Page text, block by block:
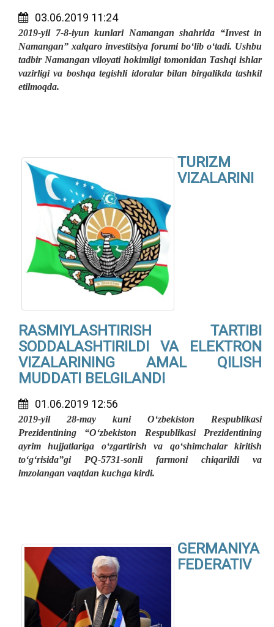
03.06.2019 11:24
2019-yil 7-8-iyun kunlari Namangan shahrida “Invest in
Namangan” xalqaro investitsiya forumi bo‘lib o‘tadi. Ushbu
tadbir Namangan viloyati hokimligi tomonidan Tashqi ishlar
vazirligi va boshqa tegishli idoralar bilan birgalikda tashkil
etilmoqda.
TURIZM
VIZALARINI
RASMIYLASHTIRISH TARTIBI
SODDALASHTIRILDI VA ELEKTRON
VIZALARINING AMAL QILISH
MUDDATI BELGILANDI
01.06.2019 12:56
2019-yil 28-may kuni O‘zbekiston Respublikasi
Prezidentining “O‘zbekiston Respublikasi Prezidentining
ayrim hujjatlariga o‘zgartirish va qo‘shimchalar kiritish
to‘g‘risida”gi PQ-5731-sonli farmoni chiqarildi va
imzolangan vaqtdan kuchga kirdi.
GERMANIYA
FEDERATIV